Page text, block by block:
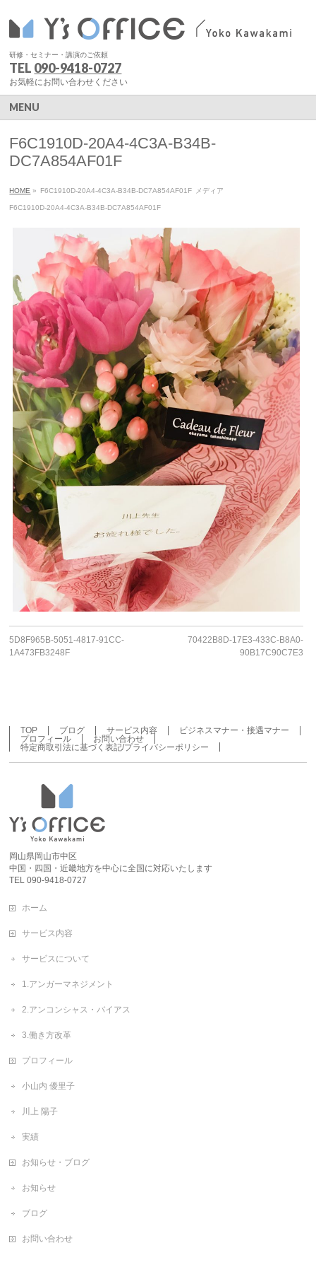
研修・セミナー・講演のご依頼
TEL 090-9418-0727
お気軽にお問い合わせください
MENU
F6C1910D-20A4-4C3A-B34B-
DC7A854AF01F
HOME » F6C1910D-20A4-4C3A-B34B-DC7A854AF01F メディア
F6C1910D-20A4-4C3A-B34B-DC7A854AF01F
5D8F965B-5051-4817-91CC-
1A473FB3248F
70422B8D-17E3-433C-B8A0-
90B17C90C7E3
TOP ブログ サービス内容
ビジネスマナー・接遇マナー
プロフィール
お問い合わせ
特定商取引法に基づく表記/プライバシーポリシー
岡山県岡山市中区
中国・四国・近畿地方を中心に全国に対応いたします
TEL 090-9418-0727
ホーム
サービス内容
サービスについて
1.アンガーマネジメント
2.アンコンシャス・バイアス
3.働き方改革
プロフィール
小山内 優里子
川上 陽子
実績
お知らせ・ブログ
お知らせ
ブログ
お問い合わせ